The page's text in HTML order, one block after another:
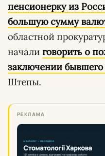
пенсионерку из
большую сумму
областной
начали говорить о
заключении
Штепы.
РЕКЛАМА